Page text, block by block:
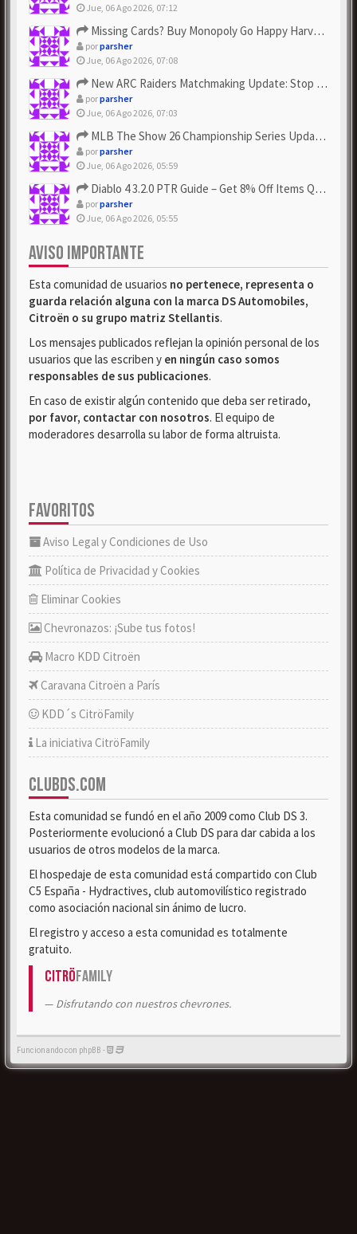
Jue, 06 Ago 2026, 07:12
Missing Cards? Buy Monopoly Go Happy Harvest with Looney Tun...
porparsher
Jue, 06 Ago 2026, 07:08
New ARC Raiders Matchmaking Update: Stop Failed - Grab Bluep...
porparsher
Jue, 06 Ago 2026, 07:03
MLB The Show 26 Championship Series Update! Get Cheap & ...
porparsher
Jue, 06 Ago 2026, 05:59
Diablo 4 3.2.0 PTR Guide – Get 8% Off Items Quickly to Test ...
porparsher
Jue, 06 Ago 2026, 05:55
AVISO IMPORTANTE
Esta comunidad de usuarios no pertenece, representa o
guarda relación alguna con la marca DS Automobiles,
Citroën o su grupo matriz Stellantis.
Los mensajes publicados reflejan la opinión personal de los
usuarios que las escriben y en ningún caso somos
responsables de sus publicaciones.
En caso de existir algún contenido que deba ser retirado,
por favor, contactar con nosotros. El equipo de
moderadores desarrolla su labor de forma altruista.
FAVORITOS
Aviso Legal y Condiciones de Uso
Política de Privacidad y Cookies
Eliminar Cookies
Chevronazos: ¡Sube tus fotos!
Macro KDD Citroën
Caravana Citroën a París
KDD´s CitröFamily
La iniciativa CitröFamily
CLUBDS.COM
Esta comunidad se fundó en el año 2009 como Club DS 3.
Posteriormente evolucionó a Club DS para dar cabida a los
usuarios de otros modelos de la marca.
El hospedaje de esta comunidad está compartido con Club
C5 España - Hydractives, club automovilístico registrado
como asociación nacional sin ánimo de lucro.
El registro y acceso a esta comunidad es totalmente
gratuito.
CitröFamily
Disfrutando con nuestros chevrones.
Funcionando con phpBB -